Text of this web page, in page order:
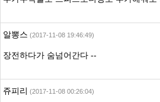
알뽕스 (2017-11-08 19:46:49)
장전하다가 숨넘어간다 --
쥬피리 (2017-11-08 00:26:04)